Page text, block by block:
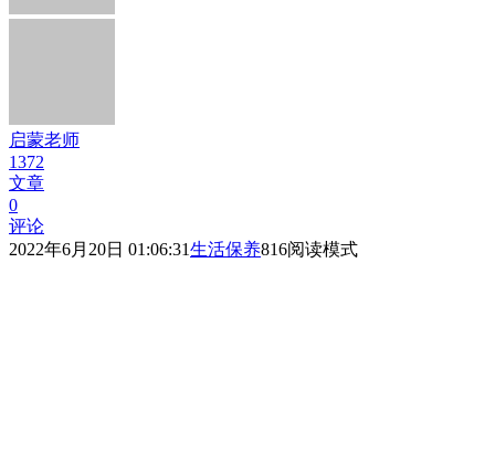
启蒙老师
1372
文章
0
评论
2022年6月20日 01:06:31生活保养816阅读模式